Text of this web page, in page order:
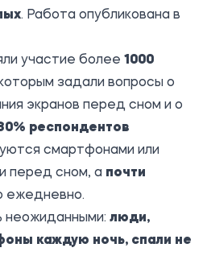
. Работа опубликована в
участие более 1000
задали вопросы о
экранов перед сном и о
респондентов
смартфонами или
перед сном, а почти
ежедневно.
неожиданными: люди,
каждую ночь, спали не